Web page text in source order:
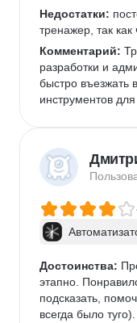
Недостатки:
тренажер, так как
Комментарий:
разработки и
быстро въезжать
инструментов
Достоинства:
этапно.
подсказать,
всегда было